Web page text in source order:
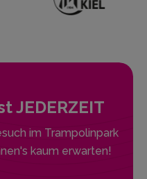
JEDERZEIT
im Trampolinpark
kaum erwarten!